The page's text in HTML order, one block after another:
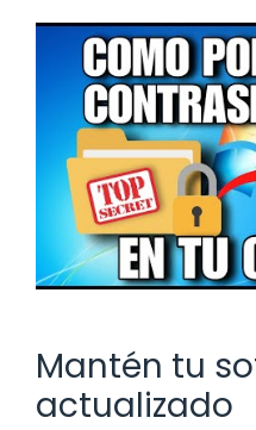
Mantén tu
actualizado